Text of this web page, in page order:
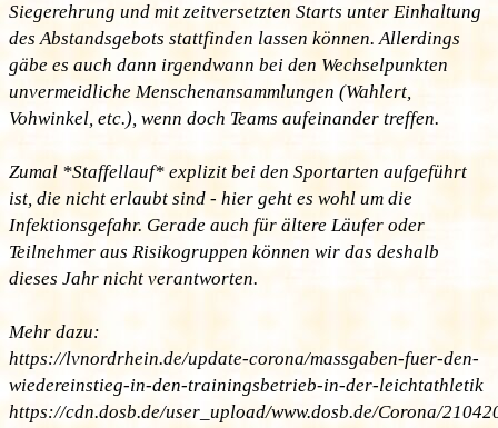
Siegerehrung und mit zeitversetzten Starts unter Einhaltung
des Abstandsgebots stattfinden lassen können. Allerdings
gäbe es auch dann irgendwann bei den Wechselpunkten
unvermeidliche Menschenansammlungen (Wahlert,
Vohwinkel, etc.), wenn doch Teams aufeinander treffen.
Zumal *Staffellauf* explizit bei den Sportarten aufgeführt
ist, die nicht erlaubt sind - hier geht es wohl um die
Infektionsgefahr. Gerade auch für ältere Läufer oder
Teilnehmer aus Risikogruppen können wir das deshalb
dieses Jahr nicht verantworten.
Mehr dazu:
https://lvnordrhein.de/update-corona/massgaben-fuer-den-
wiedereinstieg-in-den-trainingsbetrieb-in-der-leichtathletik
https://cdn.dosb.de/user_upload/www.dosb.de/Corona/